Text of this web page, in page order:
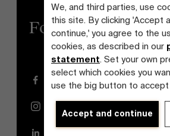
We, and third parties, use
this site. By clicking 'Accept
continue,' you agree to the
cookies, as described in our
statement. Set your own
select which cookies you
use the big button to accept
Accept and continue
Follow us
Facebook
LinkedIn